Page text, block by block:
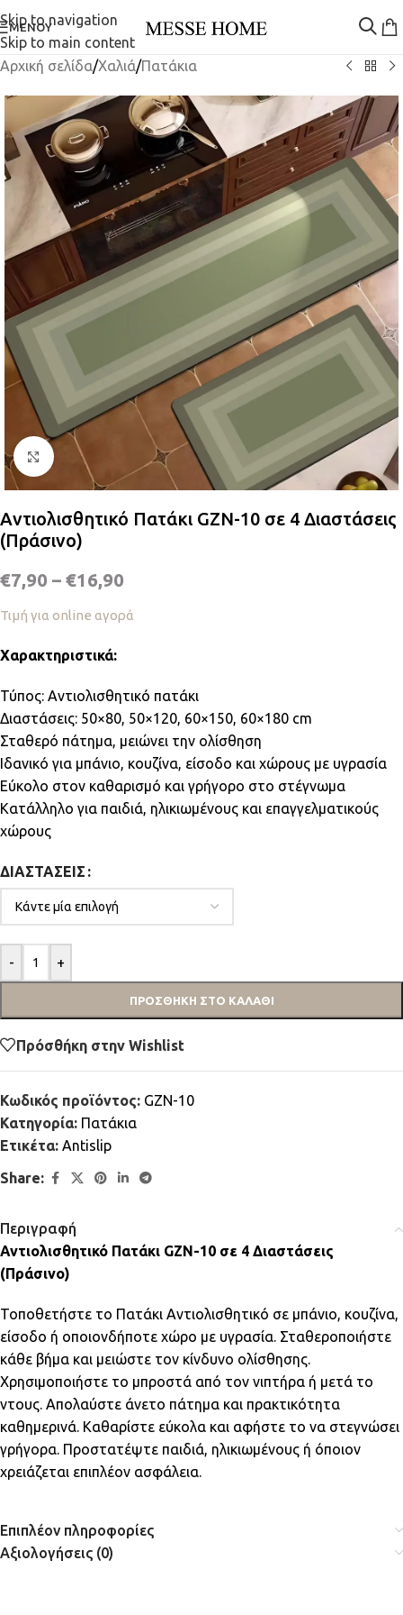
Skip to navigation
Skip to main content
ΜΕΝΟΎ
Αρχική σελίδα/Χαλιά/Πατάκια
Κλικ για μεγέθυνση
Αντιολισθητικό Πατάκι GZN-10 σε 4 Διαστάσεις
(Πράσινο)
€7,90 – €16,90
Τιμή για online αγορά
Χαρακτηριστικά:
Τύπος: Αντιολισθητικό πατάκι
Διαστάσεις: 50×80, 50×120, 60×150, 60×180 cm
Σταθερό πάτημα, μειώνει την ολίσθηση
Ιδανικό για μπάνιο, κουζίνα, είσοδο και χώρους με υγρασία
Εύκολο στον καθαρισμό και γρήγορο στο στέγνωμα
Κατάλληλο για παιδιά, ηλικιωμένους και επαγγελματικούς
χώρους
ΔΙΑΣΤΆΣΕΙΣ
- +
ΠΡΟΣΘΉΚΗ ΣΤΟ ΚΑΛΆΘΙ
Πρόσθήκη στην Wishlist
Κωδικός προϊόντος: GZN-10
Κατηγορία: Πατάκια
Ετικέτα: Antislip
Share:
Περιγραφή
Αντιολισθητικό Πατάκι GZN-10 σε 4 Διαστάσεις
(Πράσινο)
Τοποθετήστε το Πατάκι Αντιολισθητικό σε μπάνιο, κουζίνα,
είσοδο ή οποιονδήποτε χώρο με υγρασία. Σταθεροποιήστε
κάθε βήμα και μειώστε τον κίνδυνο ολίσθησης.
Χρησιμοποιήστε το μπροστά από τον νιπτήρα ή μετά το
ντους. Απολαύστε άνετο πάτημα και πρακτικότητα
καθημερινά. Καθαρίστε εύκολα και αφήστε το να στεγνώσει
γρήγορα. Προστατέψτε παιδιά, ηλικιωμένους ή όποιον
χρειάζεται επιπλέον ασφάλεια.
Επιπλέον πληροφορίες
Αξιολογήσεις (0)